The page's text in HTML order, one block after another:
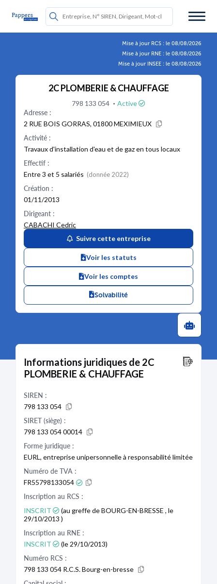
Mise à jour RCS : le 08/08/2026
Mise à jour RNE : le 08/08/2026
Mise à jour INSEE : le 08/08/2026
2C PLOMBERIE & CHAUFFAGE
798 133 054 · Active
Adresse :
2 RUE BOIS GORRAS, 01800 MEXIMIEUX
Activité :
Travaux d'installation d'eau et de gaz en tous locaux
Effectif :
Entre 3 et 5 salariés (donnée 2022)
Création :
01/11/2013
Dirigeant :
CABACHI Cedric
Suivre cette entreprise
Voir les statuts
Voir les comptes
Solvabilité
Informations juridiques de 2C
PLOMBERIE & CHAUFFAGE
SIREN :
798 133 054
SIRET (siège) :
798 133 054 00014
Forme juridique :
EURL, entreprise unipersonnelle à responsabilité limitée
Numéro de TVA :
FR55798133054
Inscription au RCS :
INSCRIT
(au greffe de BOURG-EN-BRESSE , le
29/10/2013 )
Inscription au RNE :
INSCRIT
(le 29/10/2013)
Numéro RCS :
798 133 054 R.C.S. Bourg-en-bresse